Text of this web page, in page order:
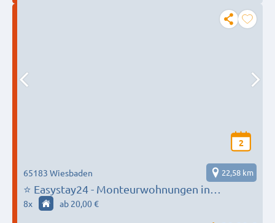
2
⭐ Easystay24 - Monteurwohnungen in
Wiebaden und Umgebung
65183 Wiesbaden 22,58 km
8x ab 20,00 €